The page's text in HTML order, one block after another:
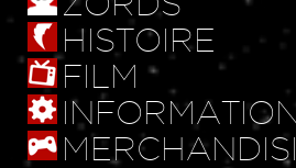
HISTOIRE
FILM